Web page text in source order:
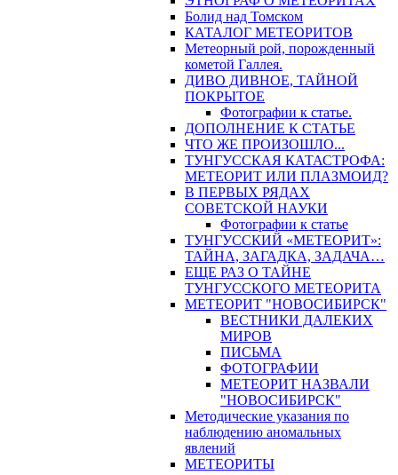
Болид над Томском
КАТАЛОГ МЕТЕОРИТОВ
Метеорный рой, порожденный
кометой Галлея.
ДИВО ДИВНОЕ, ТАЙНОЙ
ПОКРЫТОЕ
Фотографии к статье.
ДОПОЛНЕНИЕ К СТАТЬЕ
ЧТО ЖЕ ПРОИЗОШЛО...
ТУНГУССКАЯ КАТАСТРОФА:
МЕТЕОРИТ ИЛИ ПЛАЗМОИД?
В ПЕРВЫХ РЯДАХ
СОВЕТСКОЙ НАУКИ
Фотографии к статье
ТУНГУССКИЙ «МЕТЕОРИТ»:
ТАЙНА, ЗАГАДКА, ЗАДАЧА…
ЕЩЕ РАЗ О ТАЙНЕ
ТУНГУССКОГО МЕТЕОРИТА
МЕТЕОРИТ "НОВОСИБИРСК"
ВЕСТНИКИ ДАЛЕКИХ
МИРОВ
ПИСЬМА
ФОТОГРАФИИ
МЕТЕОРИТ НАЗВАЛИ
"НОВОСИБИРСК"
Методические указания по
наблюдению аномальных
явлений
МЕТЕОРИТЫ